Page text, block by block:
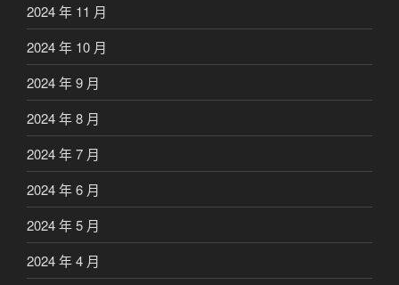
2024 年 11 月
2024 年 10 月
2024 年 9 月
2024 年 8 月
2024 年 7 月
2024 年 6 月
2024 年 5 月
2024 年 4 月